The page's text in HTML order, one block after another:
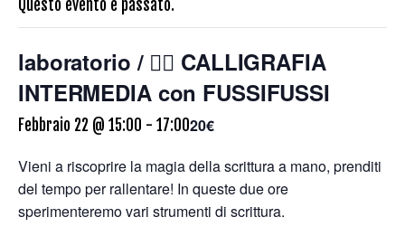
Questo evento è passato.
laboratorio / ✍🏻 CALLIGRAFIA
INTERMEDIA con FUSSIFUSSI
Febbraio 22 @ 15:00 - 17:0020€
Vieni a riscoprire la magia della scrittura a mano, prenditi
del tempo per rallentare! In queste due ore
sperimenteremo vari strumenti di scrittura.